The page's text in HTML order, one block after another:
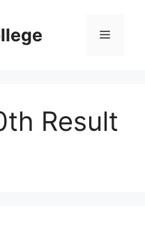
Menu
Result